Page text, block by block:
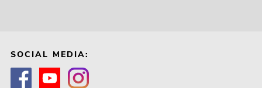
SOCIAL MEDIA: